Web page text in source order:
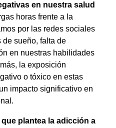
en nuestra salud
horas frente a la
por las redes sociales
de sueño, falta de
en nuestras habilidades
la exposición
o tóxico en estas
impacto significativo en
plantea la adicción a